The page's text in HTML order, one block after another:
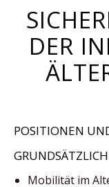
DER
POSITIONEN
Mobilität im